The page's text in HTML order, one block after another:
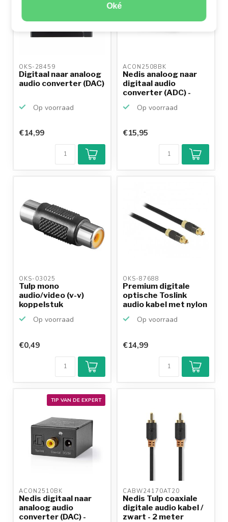
Oké
OKS-28459
Digitaal naar analoog
audio converter (DAC)
Op voorraad
€14,99
ACON2508BK
Nedis analoog naar
digitaal audio
converter (ADC) -
Op voorraad
€15,95
OKS-03025
Tulp mono
audio/video (v-v)
koppelstuk
Op voorraad
€0,49
OKS-87688
Premium digitale
optische Toslink
audio kabel met nylon
Op voorraad
€14,99
TIP VAN DE EXPERT
ACON2510BK
Nedis digitaal naar
analoog audio
converter (DAC) -
CABW24170AT20
Nedis Tulp coaxiale
digitale audio kabel /
zwart - 2 meter